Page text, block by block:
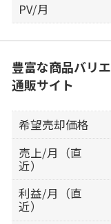
PV/月
豊富な商品バリ
通販サイト
希望売却価格
売上/月（直
近）
利益/月（直
近）